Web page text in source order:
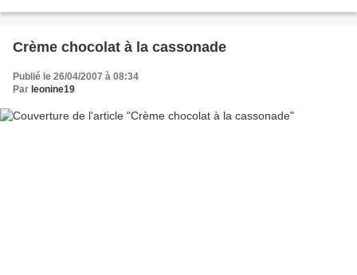
Crème chocolat à la cassonade
Publié le 26/04/2007 à 08:34
Par leonine19